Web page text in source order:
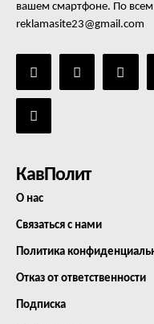
вашем смартфоне. По
reklamasite23@gmail.com
КавПолит
О нас
Связаться с нами
Политика
Отказ от ответственности
Подписка